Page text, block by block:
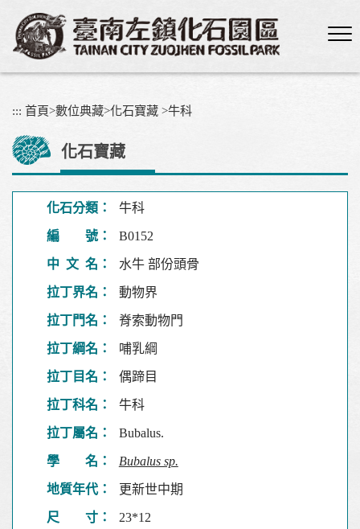
內
::: 首頁>數位典藏>化石寶藏 >牛科
化石寶藏
化石分類： 牛科
編 號： B0152
中 文 名： 水牛 部份頭骨
拉丁界名： 動物界
拉丁門名： 脊索動物門
拉丁綱名： 哺乳綱
拉丁目名： 偶蹄目
拉丁科名： 牛科
拉丁屬名： Bubalus.
學 名： Bubalus sp.
地質年代： 更新世中期
尺 寸： 23*12